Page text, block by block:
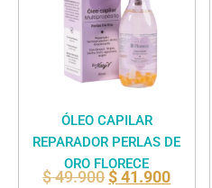
ÓLEO CAPILAR
REPARADOR PERLAS DE
ORO FLORECE
$49.900$41.900